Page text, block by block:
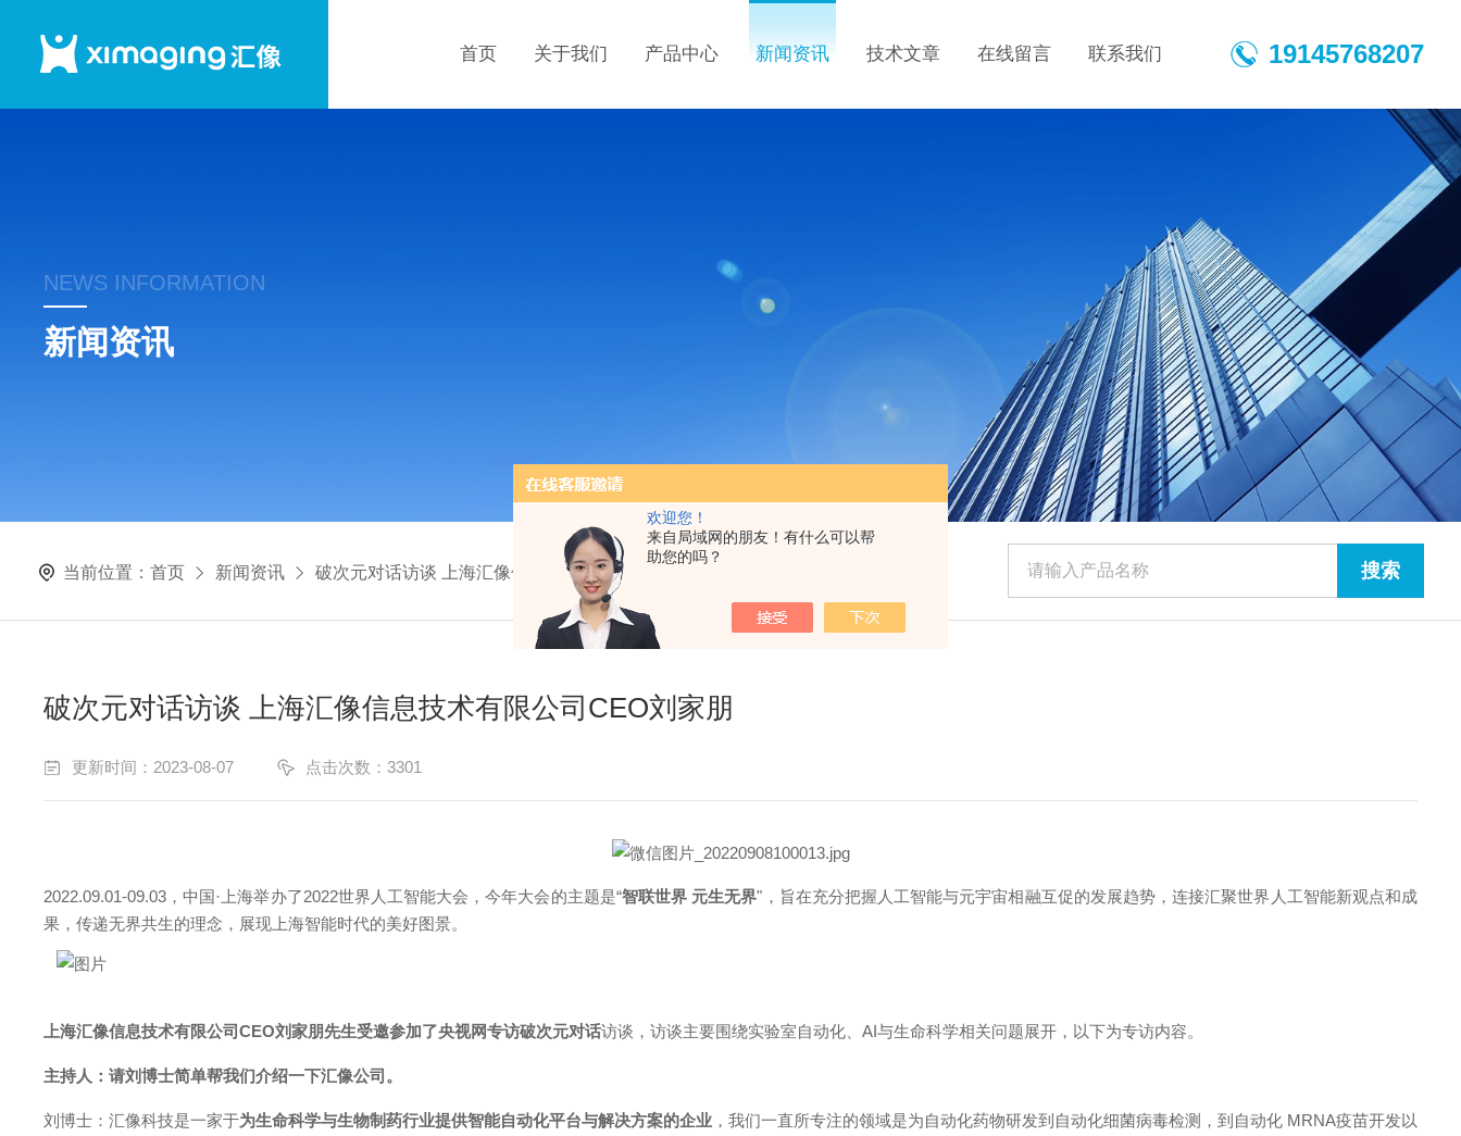
欢迎您！
来自局域网的朋友！有什么可以帮
助您的吗？
首页 关于我们 产品中心 新闻资讯 技术文章 在线留言 联系我们 19145768207
NEWS INFORMATION
新闻资讯
当前位置： 首页 新闻资讯 破次元对话访谈 上海汇像信息技术有限公司CEO刘家朋
破次元对话访谈 上海汇像信息技术有限公司CEO刘家朋
更新时间：2023-08-07 点击次数：3301
2022.09.01-09.03，中国·上海举办了2022世界人工智能大会，今年大会的主题是“智联世界 元生无界"，旨在充分把握人工智能与元宇宙相融互促的发展趋势，连接汇聚世界人工智能新观点和成
果，传递无界共生的理念，展现上海智能时代的美好图景。
上海汇像信息技术有限公司CEO刘家朋先生受邀参加了央视网专访破次元对话访谈 ， 访谈主要围绕实验室自动化、AI与生命科学相关问题展开，以下为专访内容。
主持人：请刘博士简单帮我们介绍一下汇像公司。
刘博士： 汇像科技是一家于为生命科学与生物制药行业提供智能自动化平台与解决方案的企业 ，我们一直所专注的领域是为自动化药物研发到自动化细菌病毒检测，到自动化 MRNA疫苗开发以